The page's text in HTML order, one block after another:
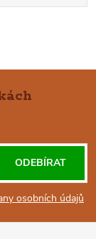
osobních údajů
ODEBÍRAT